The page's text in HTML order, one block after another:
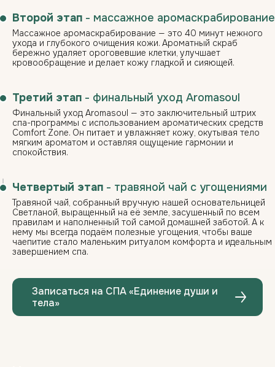
Второй этап - массажное аромаскрабирование
Массажное аромаскрабирование — это 40 минут нежного
ухода и глубокого очищения кожи. Ароматный скраб
бережно удаляет ороговевшие клетки, улучшает
кровообращение и делает кожу гладкой и сияющей.
Третий этап - финальный уход Aromasoul
Финальный уход Aromasoul — это заключительный штрих
спа-программы с использованием ароматических средств
Comfort Zone. Он питает и увлажняет кожу, окутывая тело
мягким ароматом и оставляя ощущение гармонии и
спокойствия.
Четвертый этап - травяной чай с угощениями
Травяной чай, собранный вручную нашей основательницей
Светланой, выращенный на её земле, засушенный по всем
правилам и наполненный той самой домашней заботой. А к
нему мы всегда подаём полезные угощения, чтобы ваше
чаепитие стало маленьким ритуалом комфорта и идеальным
завершением спа.
Записаться на СПА «Единение души и
тела»